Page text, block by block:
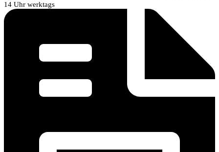
14 Uhr werktags